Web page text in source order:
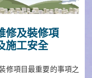
修及裝修項
施工安全
修項目最重要的事項之